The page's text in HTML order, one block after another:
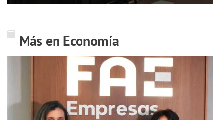
Más en Economía